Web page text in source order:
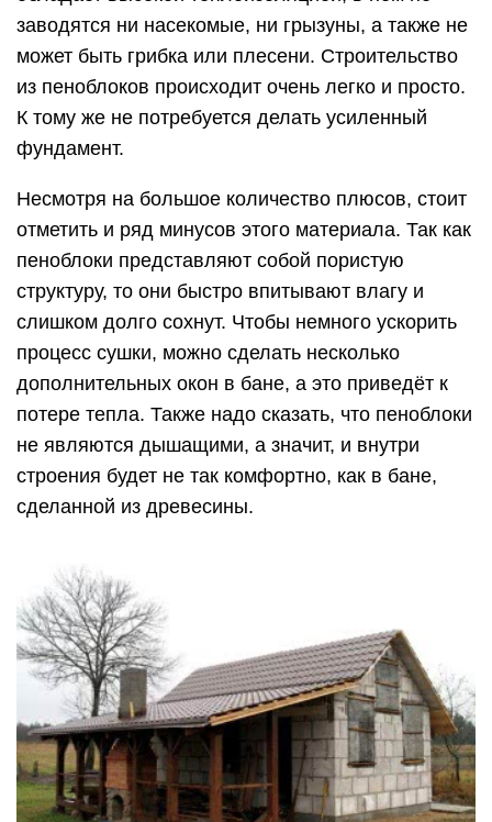
заводятся ни насекомые, ни грызуны, а также не
может быть грибка или плесени. Строительство
из пеноблоков происходит очень легко и просто.
К тому же не потребуется делать усиленный
фундамент.
Несмотря на большое количество плюсов, стоит
отметить и ряд минусов этого материала. Так как
пеноблоки представляют собой пористую
структуру, то они быстро впитывают влагу и
слишком долго сохнут. Чтобы немного ускорить
процесс сушки, можно сделать несколько
дополнительных окон в бане, а это приведёт к
потере тепла. Также надо сказать, что пеноблоки
не являются дышащими, а значит, и внутри
строения будет не так комфортно, как в бане,
сделанной из древесины.